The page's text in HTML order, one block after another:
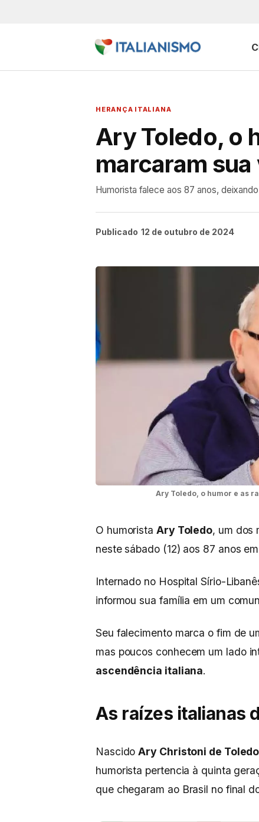
HERANÇA ITALIANA
Ary Toledo, o
marcaram sua
Humorista falece aos 87 anos,
Publicado 12 de outubro de 2024
Ary Toledo, o humor e as
O humorista Ary Toledo, um dos
neste sábado (12) aos 87 anos
Internado no Hospital Sírio-
informou sua família em um
Seu falecimento marca o fim de
mas poucos conhecem um lado
ascendência italiana.
As raízes italianas
NascidoAry Christoni de
humorista pertencia à quinta
que chegaram ao Brasil no final